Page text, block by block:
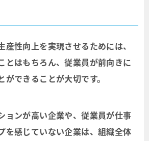
産性向上を実現させるためには、
とはもちろん、従業員が前向きに
できることが大切です。
ョンが高い企業や、従業員が仕事
を感じていない企業は、組織全体